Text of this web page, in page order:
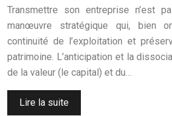
Transmettre son entreprise n’est
manœuvre stratégique qui, bien
continuité de l’exploitation et
patrimoine. L’anticipation et la
de la valeur (le capital) et du…
Lire la suite